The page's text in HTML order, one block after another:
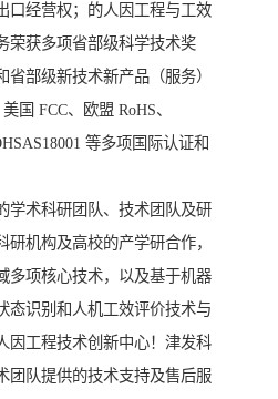
口经营权；的人因工程与工效
荣获多项省部级科学技术奖
部级新技术新产品（服务）
国 FCC、欧盟 RoHS、
等多项国际认证和
学术科研团队、技术团队及研
机构及高校的产学研合作，
多项核心技术，以及基于机器
态识别和人机工效评价技术与
因工程技术创新中心！津发科
团队提供的技术支持及售后服